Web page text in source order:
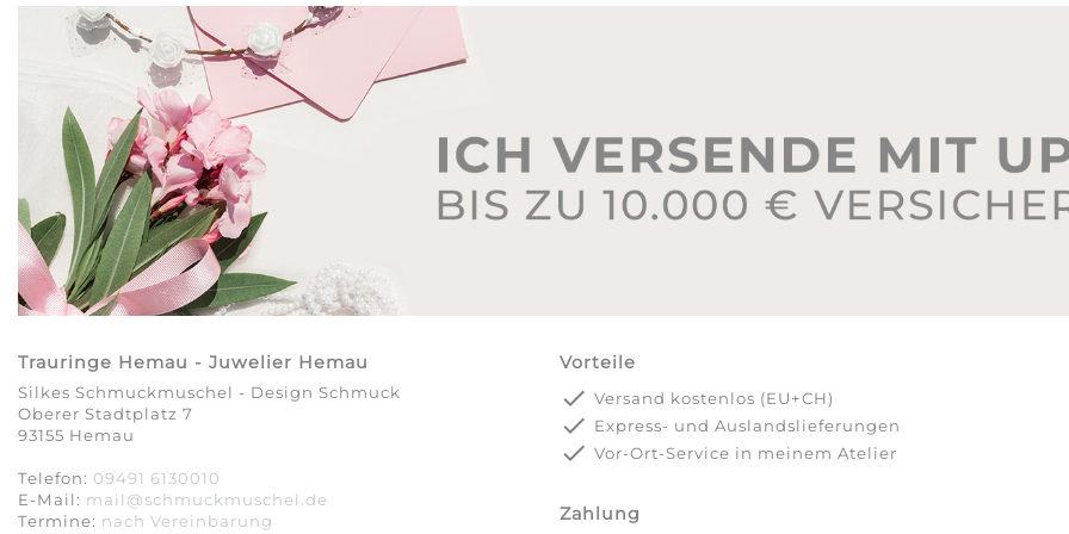
Trauringe Hemau - Juwelier Hemau
Silkes Schmuckmuschel - Design Schmuck
Oberer Stadtplatz 7
93155 Hemau
Telefon: 09491 6130010
E-Mail: mail@schmuckmuschel.de
Termine: nach Vereinbarung​​​​​​​
Vorteile
done Versand kostenlos (EU+CH)
done Express- und Auslandslieferungen
done Vor-Ort-Service in meinem Atelier
Zahlung